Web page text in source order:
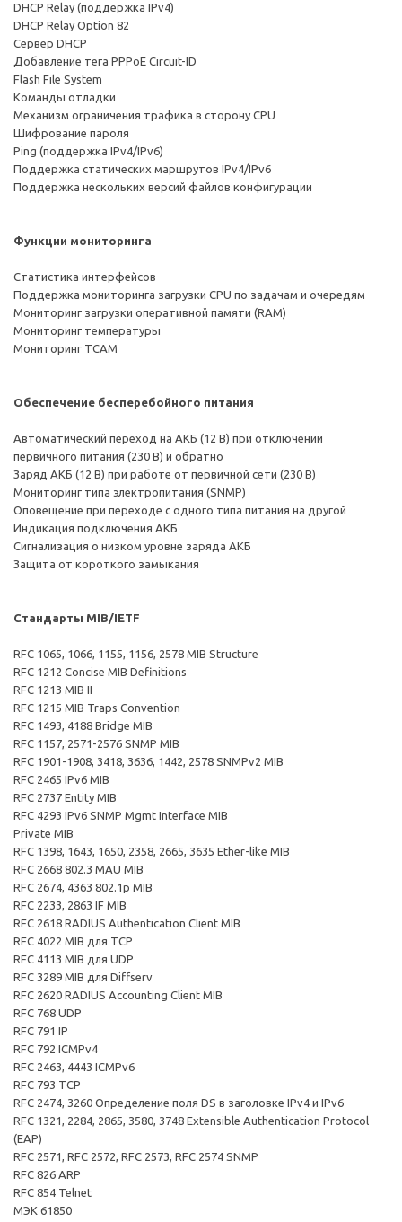
DHCP Relay (поддержка IРv4)
DHCP Relay Option 82
Сервер DHCP
Добавление тега PPPoE Circuit-ID
Flash File System
Команды отладки
Механизм ограничения трафика в сторону CPU
Шифрование пароля
Ping (поддержка IPv4/IPv6)
Поддержка статических маршрутов IPv4/IPv6
Поддержка нескольких версий файлов конфигурации
Функции мониторинга
Статистика интерфейсов
Поддержка мониторинга загрузки CPU по задачам и очередям
Мониторинг загрузки оперативной памяти (RAM)
Мониторинг температуры
Мониторинг TCAM
Обеспечение бесперебойного питания
Автоматический переход на АКБ (12 В) при отключении
первичного питания (230 В) и обратно
Заряд АКБ (12 В) при работе от первичной сети (230 В)
Мониторинг типа электропитания (SNMP)
Оповещение при переходе с одного типа питания на другой
Индикация подключения АКБ
Сигнализация о низком уровне заряда АКБ
Защита от короткого замыкания
Стандарты MIB/IETF
RFC 1065, 1066, 1155, 1156, 2578 MIB Structure
RFC 1212 Concise MIB Definitions
RFC 1213 MIB II
RFC 1215 MIB Traps Convention
RFC 1493, 4188 Bridge MIB
RFC 1157, 2571-2576 SNMP MIB
RFC 1901-1908, 3418, 3636, 1442, 2578 SNMPv2 MIB
RFC 2465 IPv6 MIB
RFC 2737 Entity MIB
RFC 4293 IPv6 SNMP Mgmt Interface MIB
Private MIB
RFC 1398, 1643, 1650, 2358, 2665, 3635 Ether-like MIB
RFC 2668 802.3 MAU MIB
RFC 2674, 4363 802.1p MIB
RFC 2233, 2863 IF MIB
RFC 2618 RADIUS Authentication Client MIB
RFC 4022 MIB для TCP
RFC 4113 MIB для UDP
RFC 3289 MIB для Diffserv
RFC 2620 RADIUS Accounting Client MIB
RFC 768 UDP
RFC 791 IP
RFC 792 ICMPv4
RFC 2463, 4443 ICMPv6
RFC 793 TCP
RFC 2474, 3260 Определение поля DS в заголовке IPv4 и IРv6
RFC 1321, 2284, 2865, 3580, 3748 Extensible Authentication Protocol
(EAP)
RFC 2571, RFC 2572, RFC 2573, RFC 2574 SNMP
RFC 826 ARP
RFC 854 Telnet
МЭК 61850